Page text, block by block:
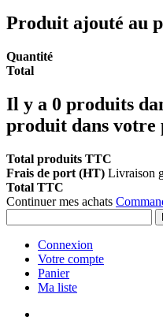
Produit ajouté au
Quantité
Total
Il y a 0 produits
produit dans votre
Total produits TTC
Frais de port (HT) Livraison
Total TTC
Continuer mes achats
Connexion
Votre compte
Panier
Ma liste